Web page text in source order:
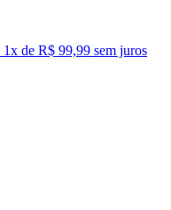
1x de R$ 99,99 sem juros